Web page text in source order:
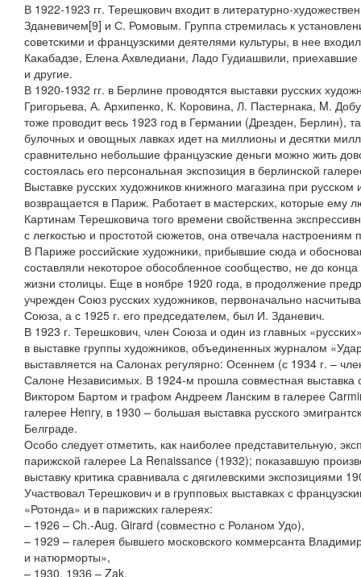
В 1922-1923 гг. Терешкович входит в литературно-
Зданевичем[9] и С. Ромовым. Группа стремилась к
советскими и французскими деятелями культуры, в нее
Какабадзе, Елена Ахвледиани, Ладо Гудиашвили,
и другие.
В 1920-1932 гг. в Берлине проводятся выставки русских
Григорьева, А. Архипенко, К. Коровина, Л. Пастернака, M.
тоже проводит весь 1923 год в Германии (Дрезден, Берлин),
булочных и овощных лавках идет на миллионы и десятки
сравнительно небольшие французские деньги можно жить
состоялась его персональная экспозиция в берлинской
Выставке русских художников книжного магазина при
возвращается в Париж. Работает в мастерских, которые ему
Картинам Терешковича того времени свойственна
с легкостью и простотой сюжетов, она отвечала настроениям
В Париже российские художники, прибывшие сюда и
составляли некоторое обособленное сообщество, не до
жизни столицы. Еще в ноябре 1920 года, в продолжение
учрежден Союз русских художников, первоначально
Союза, а с 1925 г. его председателем, был И. Зданевич.
В 1923 г. Терешкович, член Союза и один из главных
в выставке группы художников, объединенных журналом
выставляется на Салонах регулярно: Осеннем (с 1934 г. –
Салоне Независимых. В 1924-м прошла совместная выставка
Виктором Бартом и графом Андреем Ланским в галерее
галерее Henry, в 1930 – большая выставка русского
Белграде.
Особо следует отметить, как наиболее представительную,
парижской галерее La Renaissance (1932); показавшую
выставку критика сравнивала с дягилевскими экспозициями
Участвовал Терешкович и в групповых выставках с
«Ротонда» и в парижских галереях:
– 1926 – Ch.-Aug. Girard (совместно с Роланом Удо),
– 1929 – галерея бывшего московского коммерсанта
и натюрморты»,
– 1930, 1936 – Zak,